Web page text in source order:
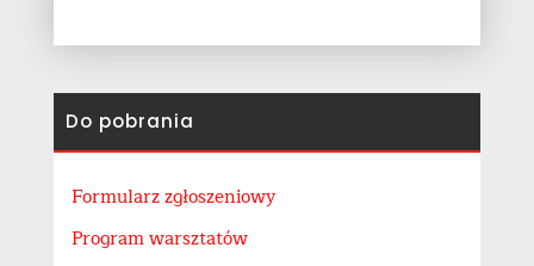
Do pobrania
Formularz zgłoszeniowy
Program warsztatów